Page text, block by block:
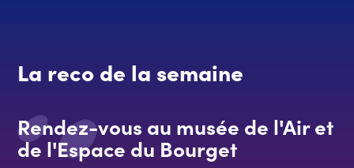
La reco de la semaine
Rendez-vous au musée de l'Air et
de l'Espace du Bourget